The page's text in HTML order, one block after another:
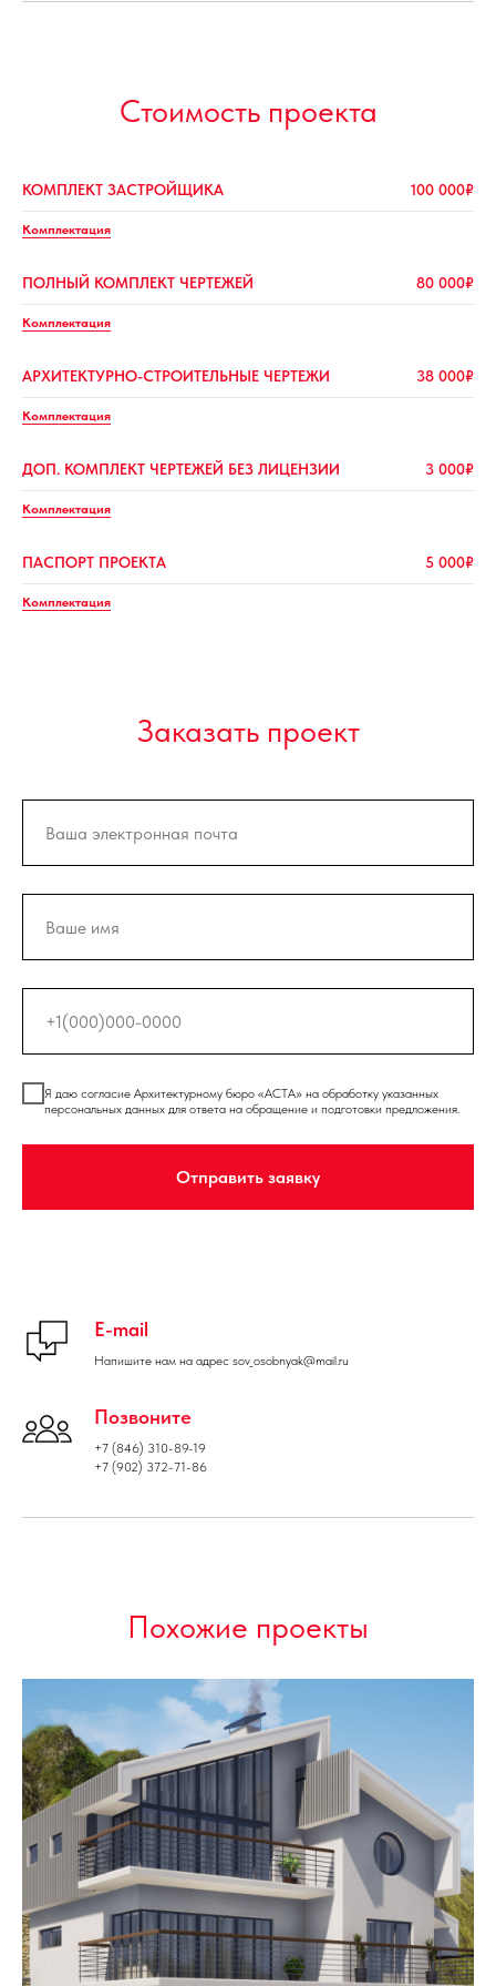
Стоимость проекта
КОМПЛЕКТ ЗАСТРОЙЩИКА 100 000₽
Комплектация
ПОЛНЫЙ КОМПЛЕКТ ЧЕРТЕЖЕЙ 80 000₽
Комплектация
АРХИТЕКТУРНО-СТРОИТЕЛЬНЫЕ ЧЕРТЕЖИ 38 000₽
Комплектация
ДОП. КОМПЛЕКТ ЧЕРТЕЖЕЙ БЕЗ ЛИЦЕНЗИИ 3 000₽
Комплектация
ПАСПОРТ ПРОЕКТА 5 000₽
Комплектация
Заказать проект
Я даю согласие Архитектурному бюро «АСТА» на обработку указанных
персональных данных для ответа на обращение и подготовки предложения.
Отправить заявку
E-mail
Напишите нам на адрес sov_osobnyak@mail.ru
Позвоните
+7 (846) 310-89-19
+7 (902) 372-71-86
Похожие проекты